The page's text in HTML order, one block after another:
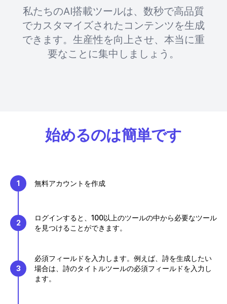
私たちのAI搭載ツールは、数秒で高品質
でカスタマイズされたコンテンツを生成
できます。生産性を向上させ、本当に重
要なことに集中しましょう。
始めるのは簡単です
1 無料アカウントを作成
2
ログインすると、100以上のツールの中から必要なツール
を見つけることができます。
3
必須フィールドを入力します。例えば、詩を生成したい
場合は、詩のタイトルツールの必須フィールドを入力し
ます。